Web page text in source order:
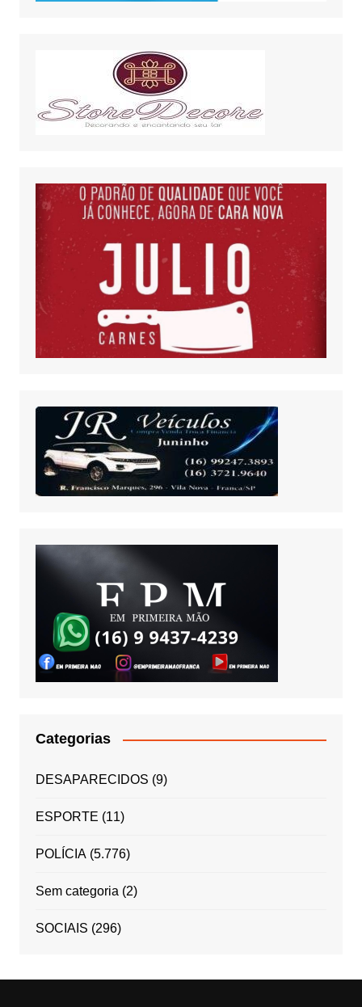
Categorias
DESAPARECIDOS (9)
ESPORTE (11)
POLÍCIA(5.776)
Sem categoria(2)
SOCIAIS (296)